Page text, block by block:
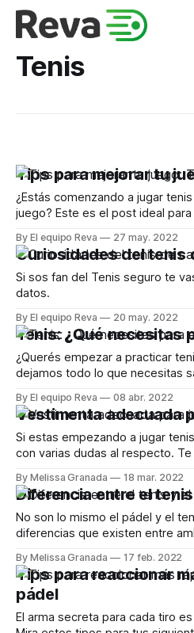
Tenis
Tips para mejorar tu
¿Estás comenzando a jugar
juego? Este es el post ideal
By El equipo Reva 27 may. 2022
Curiosidades del tenis
Si sos fan del Tenis seguro te
datos.
By El equipo Reva 20 may. 2022
Tenis: ¿Qué necesitas
¿Querés empezar a practicar
dejamos todo lo que necesitas
By El equipo Reva 08 abr. 2022
Vestimenta adecuada
Si estas empezando a jugar
con varias dudas al respecto.
un ganador en cada partido.
By Melissa Granada 18 mar. 2022
Diferencia entre el
No son lo mismo el pádel y el
diferencias que existen entre
By Melissa Granada 17 feb. 2022
Tips para reaccionar
pádel
El arma secreta para cada tiro